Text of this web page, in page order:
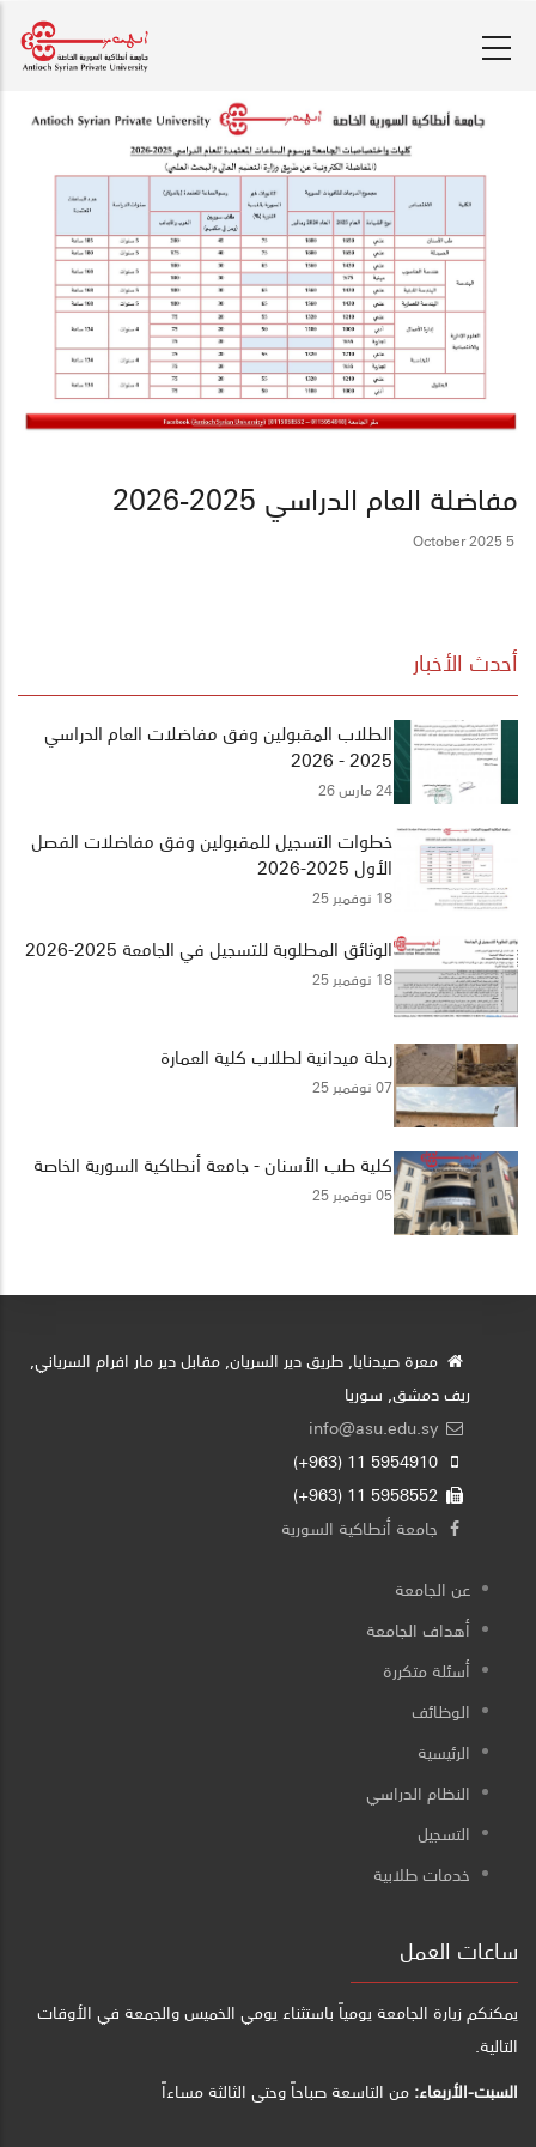
مفاضلة العام الدراسي 2025-2026
5 October 2025
أحدث الأخبار
الطلاب المقبولين وفق مفاضلات العام الدراسي
2025 - 2026
24 مارس 26
خطوات التسجيل للمقبولين وفق مفاضلات الفصل
الأول 2025-2026
18 نوفمبر 25
الوثائق المطلوبة للتسجيل في الجامعة 2025-2026
18 نوفمبر 25
رحلة ميدانية لطلاب كلية العمارة
07 نوفمبر 25
كلية طب الأسنان - جامعة أنطاكية السورية الخاصة
05 نوفمبر 25
معرة صيدنايا, طريق دير السريان, مقابل دير مار افرام السرياني,
ريف دمشق, سوريا
جامعة أنطاكية السورية
عن الجامعة
أهداف الجامعة
أسئلة متكررة
الوظائف
الرئيسية
النظام الدراسي
التسجيل
خدمات طلابية
ساعات العمل
يمكنكم زيارة الجامعة يومياً باستثناء يومي الخميس والجمعة في الأوقات
التالية.
السبت-الأربعاء:من التاسعة صباحاً وحتى الثالثة مساءاً